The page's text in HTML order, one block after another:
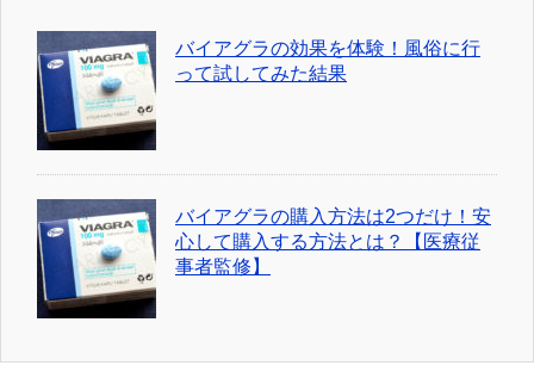
バイアグラの効果を体験！風俗に行
って試してみた結果
バイアグラの購入方法は2つだけ！安
心して購入する方法とは？【医療従
事者監修】